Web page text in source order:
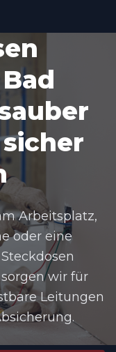
Arbeitsplatz,
oder eine
wir für
Leitungen